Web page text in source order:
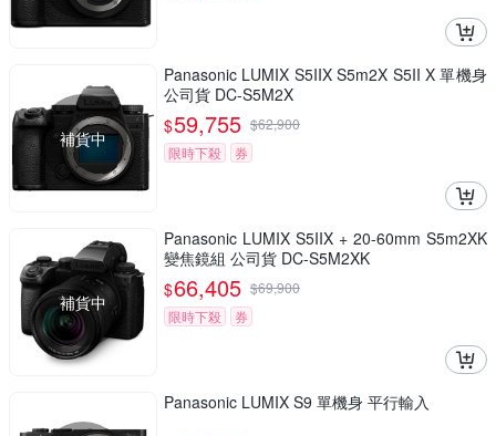
補貨中
Panasonic LUMIX S5IIX S5m2X S5II X 單機身
公司貨 DC-S5M2X
$59,755 $62,900
限時下殺
券
補貨中
Panasonic LUMIX S5IIX + 20-60mm S5m2XK
變焦鏡組 公司貨 DC-S5M2XK
$66,405 $69,900
限時下殺
券
Panasonic LUMIX S9 單機身 平行輸入